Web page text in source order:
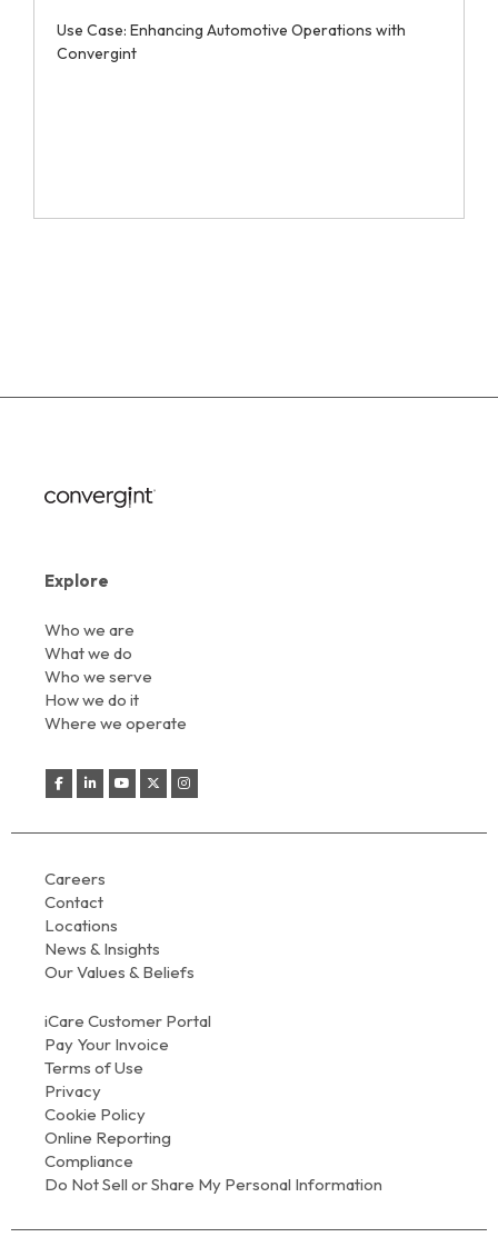
Use Case: Enhancing Automotive Operations with
Convergint
Explore
Who we are
What we do
Who we serve
How we do it
Where we operate
Careers
Contact
Locations
News & Insights
Our Values & Beliefs
iCare Customer Portal
Pay Your Invoice
Terms of Use
Privacy
Cookie Policy
Online Reporting
Compliance
Do Not Sell or Share My Personal Information